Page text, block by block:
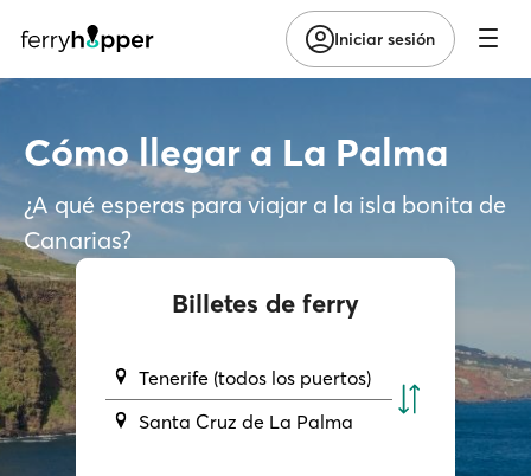
Iniciar sesión
Cómo llegar a La Palma
¿A qué esperas para viajar a la isla bonita de
Canarias?
Billetes de ferry
Tenerife (todos los puertos)
Santa Cruz de La Palma